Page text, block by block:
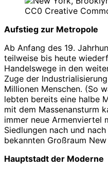
CC0 Creative
Aufstieg zur Metropole
Ab Anfang des 19.
teilweise bis heute
Handelswege in den
Zuge der
Millionen Menschen. (So
lebten bereits eine halbe
mit dem Massenansturm
immer neue Armenviertel
Siedlungen nach und
bekannten Großraum
Hauptstadt der Moderne